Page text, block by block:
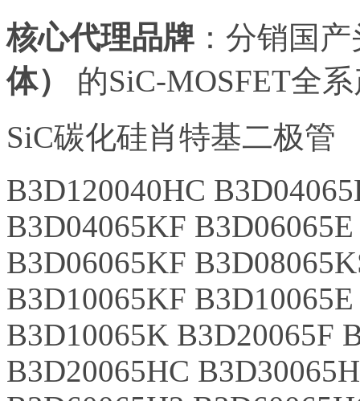
核心代理品牌 ：分销国
体）
的SiC-MOSFET全
SiC碳化硅肖特基二极管
B3D120040HC
B3D04065KF
B3D06065KF
B3D10065KF
B3D10065K B3D20065F
B3D20065HC